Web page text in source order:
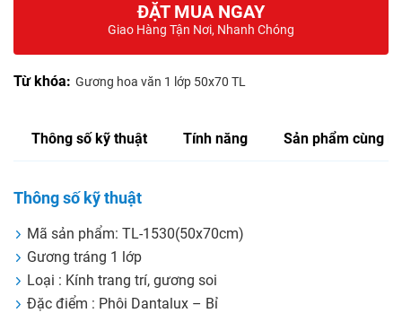
ĐẶT MUA NGAY
Giao Hàng Tận Nơi, Nhanh Chóng
Từ khóa: Gương hoa văn 1 lớp 50x70 TL
Thông số kỹ thuật Tính năng Sản phẩm cùng
Thông số kỹ thuật
Mã sản phẩm: TL-1530(50x70cm)
Gương tráng 1 lớp
Loại : Kính trang trí, gương soi
Đặc điểm : Phôi Dantalux – Bỉ